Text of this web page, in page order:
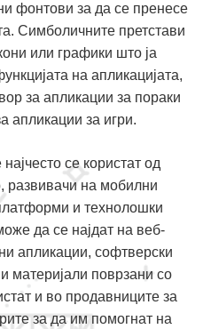
фонтови за да се пренесе
Симболичните претстави
или графики што ја
на апликацијата,
за апликации за пораки
апликации за игри.
се користат од
развивачи на мобилни
и технолошки
да се најдат на веб-
апликации, софтверски
материјали поврзани со
и во продавниците за
за да им помогнат на